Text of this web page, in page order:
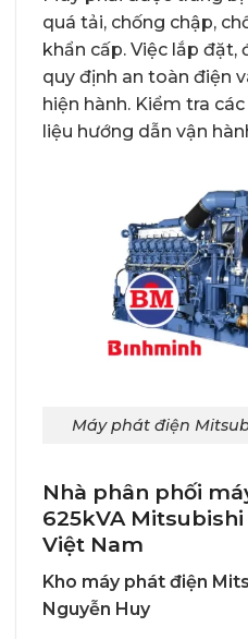
quá tải, chống chập,
khẩn cấp. Việc lắp đặt,
quy định an toàn điện
hiện hành. Kiểm tra
liệu hướng dẫn vận
Máy phát điện
Nhà phân phối
625kVA
Việt Nam
Kho máy phát điện
Nguyễn Huy